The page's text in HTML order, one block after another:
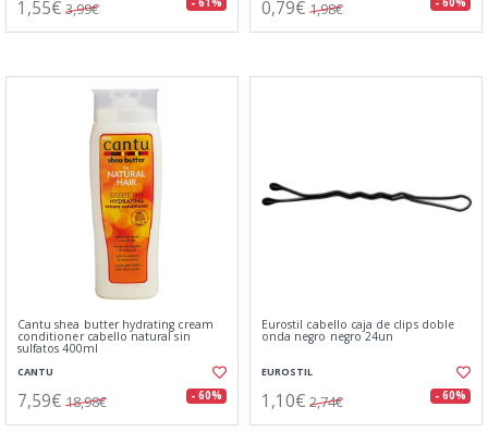
1,55€ 3,99€ - 61% 0,79€ 1,98€ - 60%
Cantu shea butter hydrating cream
conditioner cabello natural sin
sulfatos 400ml
CANTU
7,59€ 18,98€ - 60%
Eurostil cabello caja de clips doble
onda negro negro 24un
EUROSTIL
1,10€ 2,74€ - 60%